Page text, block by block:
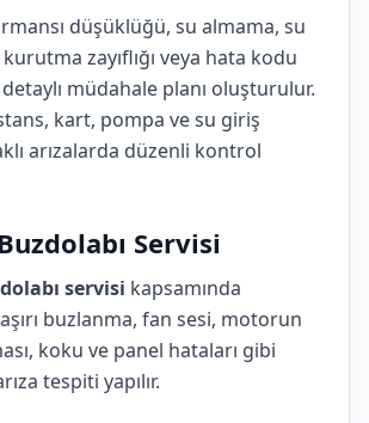
düşüklüğü, su almama, su
zayıflığı veya hata kodu
müdahale planı oluşturulur.
kart, pompa ve su giriş
arızalarda düzenli kontrol
Servisi
servisi kapsamında
buzlanma, fan sesi, motorun
koku ve panel hataları gibi
tespiti yapılır.